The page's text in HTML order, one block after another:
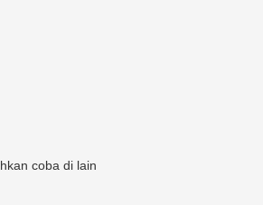
coba di lain